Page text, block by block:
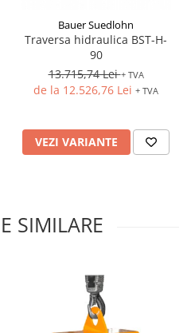
Bauer Suedlohn
Traversa hidraulica BST-H-
90
13.715,74 Lei+ TVA
de la 12.526,76 Lei + TVA
VEZI VARIANTE
SIMILARE